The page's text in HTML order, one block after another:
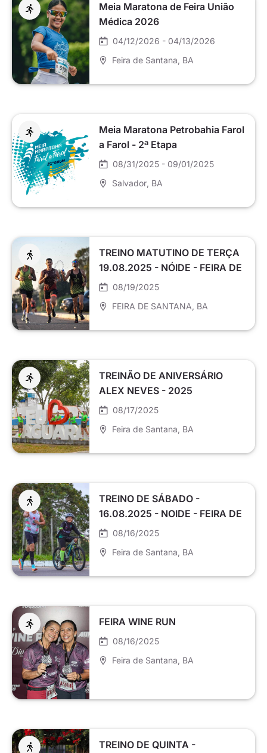
Meia Maratona de Feira União
Médica 2026
04/12/2026 - 04/13/2026
Feira de Santana , BA
Meia Maratona Petrobahia Farol
a Farol - 2ª Etapa
08/31/2025 - 09/01/2025
Salvador , BA
TREINO MATUTINO DE TERÇA
19.08.2025 - NÓIDE - FEIRA DE
SANTANA
08/19/2025
FEIRA DE SANTANA , BA
TREINÃO DE ANIVERSÁRIO
ALEX NEVES - 2025
08/17/2025
Feira de Santana , BA
TREINO DE SÁBADO -
16.08.2025 - NOIDE - FEIRA DE
SANTANA
08/16/2025
Feira de Santana , BA
FEIRA WINE RUN
08/16/2025
Feira de Santana , BA
TREINO DE QUINTA -